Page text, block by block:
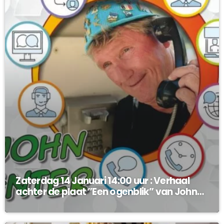
Zaterdag 14 Januari 14:00 uur : Verhaal
achter de plaat ”Een ogenblik” van John
Enter !